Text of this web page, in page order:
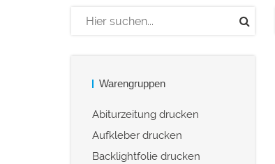
Warengruppen
Abiturzeitung drucken
Aufkleber drucken
Backlightfolie drucken